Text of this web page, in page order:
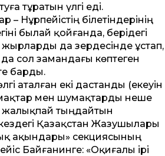
тұратын үлгі еді.
Нұрпейістің білетіндерінің
былай қойғанда, берідегі
да зердесінде ұстап,
сол замандағы көптеген
барды.
аталған екі дастанды (екеуін
мен шумақтарды неше
жалықпай тыңдайтын
Қазақ­стан Жазушылары
ақындары» секциясының
Бай­ғанинге: «Оқи­ға­лы ірі